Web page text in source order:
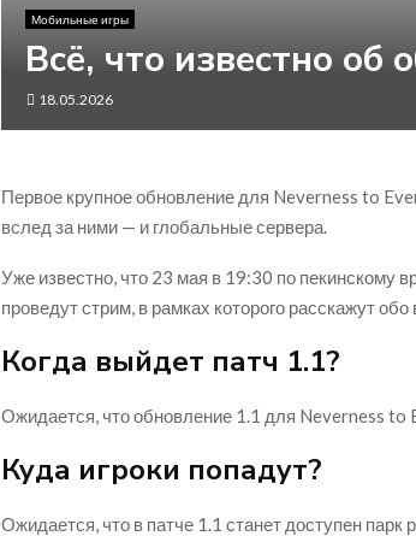
Мобильные игры
Всё, что известно об
18.05.2026
Первое крупное обновление для Neverness to
вслед за ними — и глобальные сервера.
Уже известно, что 23 мая в 19:30 по пекинскому
проведут стрим, в рамках которого расскажут
Когда выйдет патч 1.1?
Ожидается, что обновление 1.1 для Neverness to
Куда игроки попадут?
Ожидается, что в патче 1.1 станет доступен парк